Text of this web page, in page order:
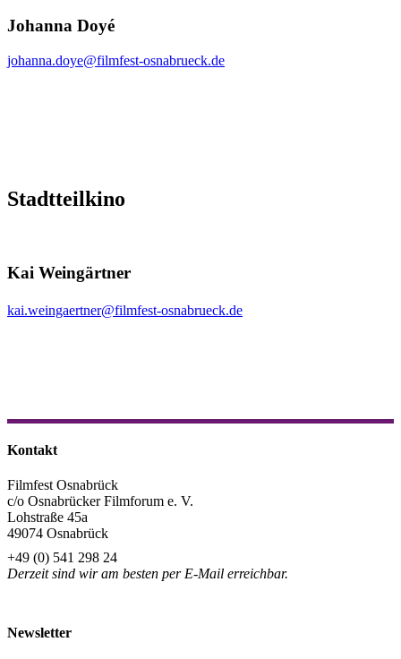
Johanna Doyé
johanna.doye@filmfest-osnabrueck.de
Stadtteilkino
Kai Weingärtner
kai.weingaertner@filmfest-osnabrueck.de
Kontakt
Filmfest Osnabrück
c/o Osnabrücker Filmforum e. V.
Lohstraße 45a
49074 Osnabrück
+49 (0) 541 298 24
Derzeit sind wir am besten per E-Mail erreichbar.
Newsletter